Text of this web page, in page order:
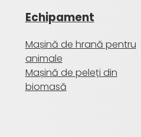
Echipament
Mașină de hrană pentru
animale
Mașină de peleți din
biomasă